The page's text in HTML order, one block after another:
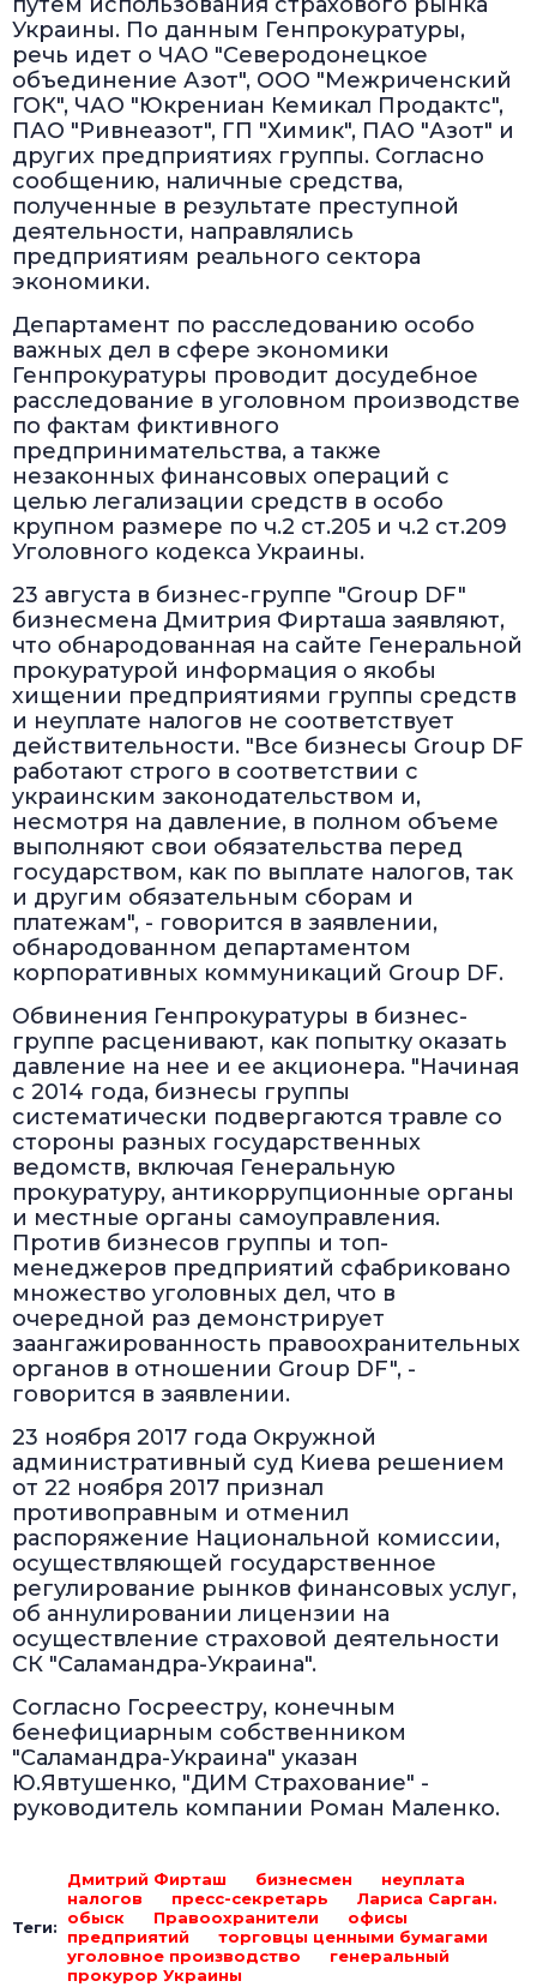
Украины. По данным Генпрокуратуры,
речь идет о ЧАО "Северодонецкое
объединение Азот", ООО "Межриченский
ГОК", ЧАО "Юкрениан Кемикал Продактс",
ПАО "Ривнеазот", ГП "Химик", ПАО "Азот" и
других предприятиях группы. Согласно
сообщению, наличные средства,
полученные в результате преступной
деятельности, направлялись
предприятиям реального сектора
экономики.
Департамент по расследованию особо
важных дел в сфере экономики
Генпрокуратуры проводит досудебное
расследование в уголовном производстве
по фактам фиктивного
предпринимательства, а также
незаконных финансовых операций с
целью легализации средств в особо
крупном размере по ч.2 ст.205 и ч.2 ст.209
Уголовного кодекса Украины.
23 августа в бизнес-группе "Group DF"
бизнесмена Дмитрия Фирташа заявляют,
что обнародованная на сайте Генеральной
прокуратурой информация о якобы
хищении предприятиями группы средств
и неуплате налогов не соответствует
действительности. "Все бизнесы Group DF
работают строго в соответствии с
украинским законодательством и,
несмотря на давление, в полном объеме
выполняют свои обязательства перед
государством, как по выплате налогов, так
и другим обязательным сборам и
платежам", - говорится в заявлении,
обнародованном департаментом
корпоративных коммуникаций Group DF.
Обвинения Генпрокуратуры в бизнес-
группе расценивают, как попытку оказать
давление на нее и ее акционера. "Начиная
с 2014 года, бизнесы группы
систематически подвергаются травле со
стороны разных государственных
ведомств, включая Генеральную
прокуратуру, антикоррупционные органы
и местные органы самоуправления.
Против бизнесов группы и топ-
менеджеров предприятий сфабриковано
множество уголовных дел, что в
очередной раз демонстрирует
заангажированность правоохранительных
органов в отношении Group DF", -
говорится в заявлении.
23 ноября 2017 года Окружной
административный суд Киева решением
от 22 ноября 2017 признал
противоправным и отменил
распоряжение Национальной комиссии,
осуществляющей государственное
регулирование рынков финансовых услуг,
об аннулировании лицензии на
осуществление страховой деятельности
СК "Саламандра-Украина".
Согласно Госреестру, конечным
бенефициарным собственником
"Саламандра-Украина" указан
Ю.Явтушенко, "ДИМ Страхование" -
руководитель компании Роман Маленко.
Теги:
Дмитрий Фирташ бизнесмен
неуплата
налогов
пресс-секретарь
Лариса Сарган.
обыск
Правоохранители
офисы
предприятий
торговцы ценными бумагами
уголовное производство
генеральный
прокурор Украины